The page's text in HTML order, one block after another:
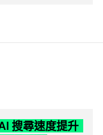
搜尋速度提升